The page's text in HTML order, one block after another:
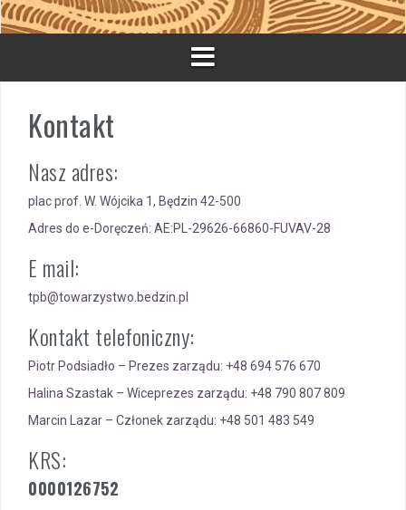
Kontakt
Nasz adres:
plac prof. W. Wójcika 1, Będzin 42-500
Adres do e-Doręczeń: AE:PL-29626-66860-FUVAV-28
E mail:
tpb@towarzystwo.bedzin.pl
Kontakt telefoniczny:
Piotr Podsiadło – Prezes zarządu: +48 694 576 670
Halina Szastak – Wiceprezes zarządu: +48 790 807 809
Marcin Lazar – Członek zarządu: +48 501 483 549
KRS:
0000126752